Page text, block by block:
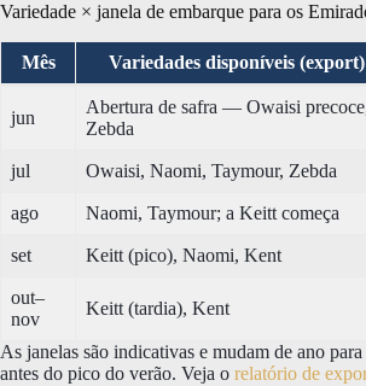
Variedade × janela de embarque para os
Mês Variedades disponíveis (export)
jun
Abertura de safra — Owaisi
Zebda
jul Owaisi, Naomi, Taymour, Zebda
ago Naomi, Taymour; a Keitt começa
set Keitt (pico), Naomi, Kent
out–
nov
Keitt (tardia), Kent
As janelas são indicativas e mudam de ano
antes do pico do verão. Veja o relatório de